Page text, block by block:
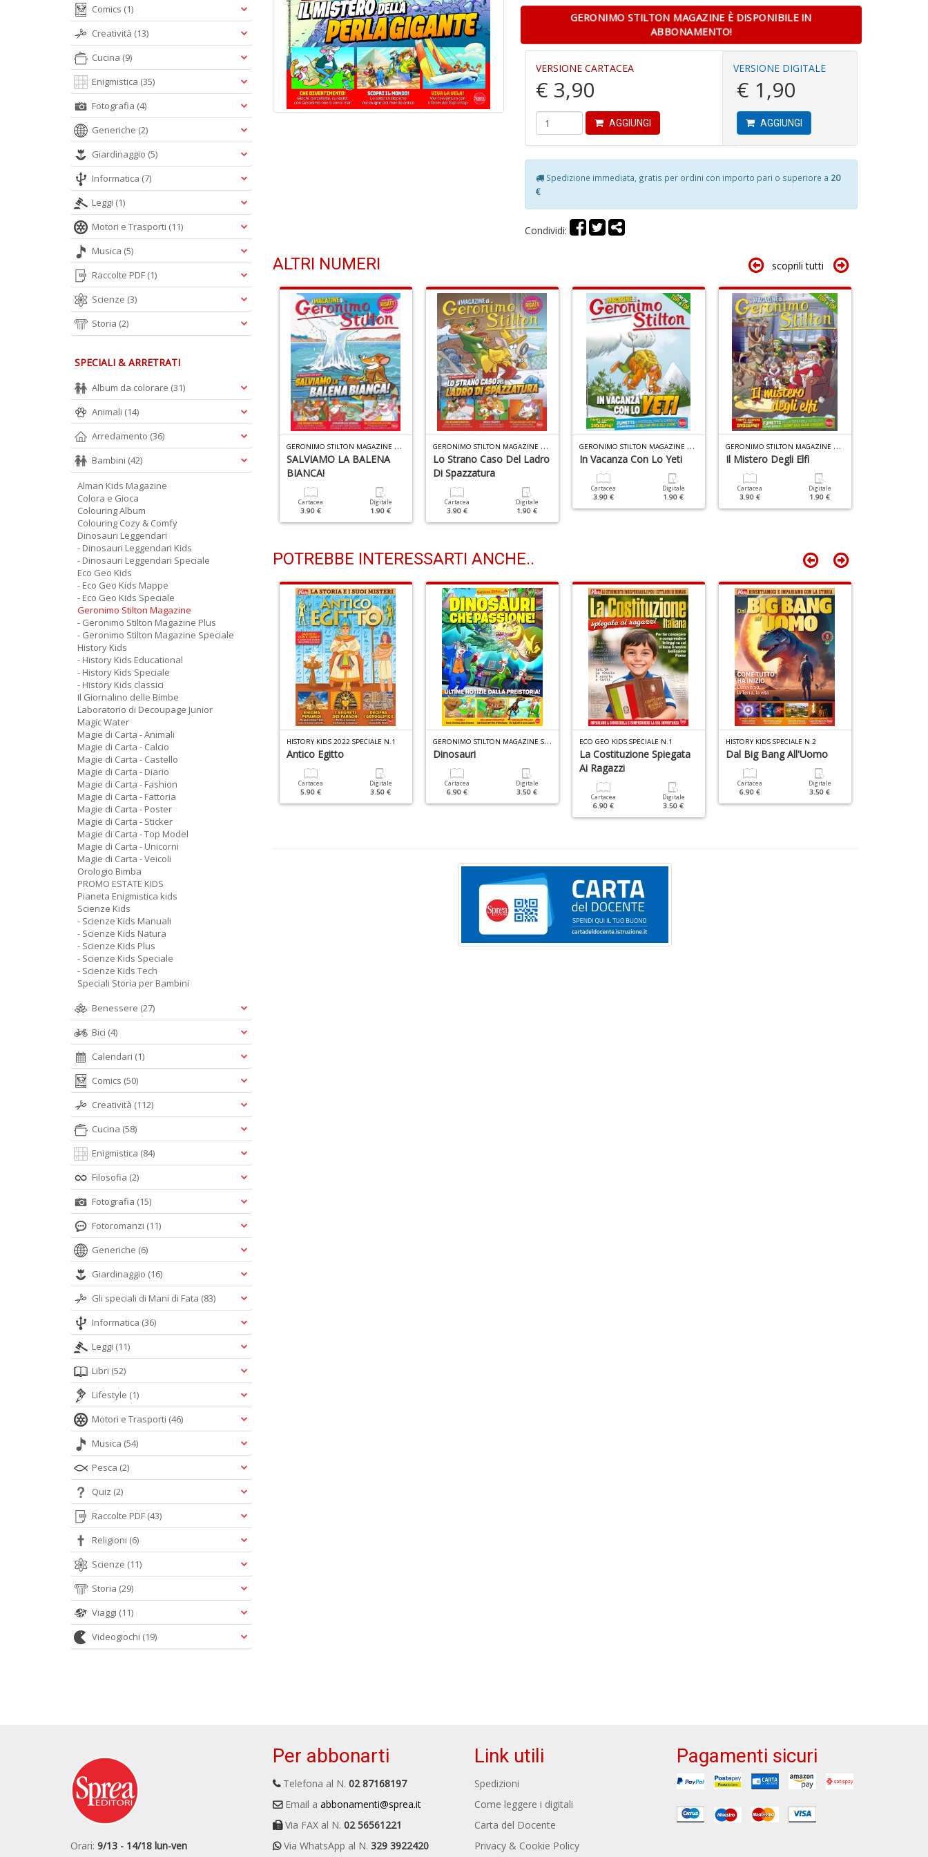
GERONIMO STILTON MAGAZINE È DISPONIBILE IN
ABBONAMENTO!
VERSIONE CARTACEA
€ 3,90
AGGIUNGI
VERSIONE DIGITALE
€ 1,90
AGGIUNGI
Spedizione immediata, gratis per ordini con importo pari o superiore a 20
€
Condividi:
ALTRI NUMERI scoprili tutti
G
ERONIMO STILTON MAGAZINE N.6
Carica Dei Robottini
Digitale
1.90 €
G
ERONIMO STILTON MAGAZINE N.5
Il Mistero Del Vulcano
Puzzifero
G
ERONIMO STILTON MAGAZINE N.20
SALVIAMO LA BALENA
BIANCA!
Cartacea
3.90 €
Digitale
1.90 €
G
ERONIMO STILTON MAGAZINE N.18
Lo Strano Caso Del Ladro
Di Spazzatura
Cartacea
3.90 €
Digitale
1.90 €
G
ERONIMO STILTON MAGAZINE N.17
In Vacanza Con Lo Yeti
Cartacea
3.90 €
Digitale
1.90 €
G
ERONIMO STILTON MAGAZINE N.16
Il Mistero Degli Elfi
Cartacea
3.90 €
Digitale
1.90 €
POTREBBE INTERESSARTI ANCHE..
D
INOSAURI LEGGENDARI SPECIALE N.4
E Prede Tra I
Digitale
4.90 €
SCIENZE KIDS PLUS N.2
Stitch Peluche Portachiavi
Variante Rosa
Cartacea
9.90 €
HISTORY KIDS 2022 SPECIALE N.1
Antico Egitto
Cartacea
5.90 €
Digitale
3.50 €
G
ERONIMO STILTON MAGAZINE SPECIALE N.5
Dinosauri
Cartacea
6.90 €
Digitale
3.50 €
ECO GEO KIDS SPECIALE N.1
La Costituzione Spiegata
Ai Ragazzi
Cartacea
6.90 €
Digitale
3.50 €
HISTORY KIDS SPECIALE N.2
Dal Big Bang All'Uomo
Cartacea
6.90 €
Digitale
3.50 €
Comics (1)
Creatività (13)
Cucina (9)
Enigmistica (35)
Fotografia (4)
Generiche (2)
Giardinaggio (5)
Informatica (7)
Leggi (1)
Motori e Trasporti (11)
Musica (5)
Raccolte PDF (1)
Scienze (3)
Storia (2)
SPECIALI & ARRETRATI
Album da colorare (31)
Animali (14)
Arredamento (36)
Bambini (42)
Alman Kids Magazine
Colora e Gioca
Colouring Album
Colouring Cozy & Comfy
Dinosauri Leggendari
- Dinosauri Leggendari Kids
- Dinosauri Leggendari Speciale
Eco Geo Kids
- Eco Geo Kids Mappe
- Eco Geo Kids Speciale
Geronimo Stilton Magazine
- Geronimo Stilton Magazine Plus
- Geronimo Stilton Magazine Speciale
History Kids
- History Kids Educational
- History Kids Speciale
- History Kids classici
Il Giornalino delle Bimbe
Laboratorio di Decoupage Junior
Magic Water
Magie di Carta - Animali
Magie di Carta - Calcio
Magie di Carta - Castello
Magie di Carta - Diario
Magie di Carta - Fashion
Magie di Carta - Fattoria
Magie di Carta - Poster
Magie di Carta - Sticker
Magie di Carta - Top Model
Magie di Carta - Unicorni
Magie di Carta - Veicoli
Orologio Bimba
PROMO ESTATE KIDS
Pianeta Enigmistica kids
Scienze Kids
- Scienze Kids Manuali
- Scienze Kids Natura
- Scienze Kids Plus
- Scienze Kids Speciale
- Scienze Kids Tech
Speciali Storia per Bambini
Benessere (27)
Bici (4)
Calendari (1)
Comics (50)
Creatività (112)
Cucina (58)
Enigmistica (84)
Filosofia (2)
Fotografia (15)
Fotoromanzi (11)
Generiche (6)
Giardinaggio (16)
Gli speciali di Mani di Fata (83)
Informatica (36)
Leggi (11)
Libri (52)
Lifestyle (1)
Motori e Trasporti (46)
Musica (54)
Pesca (2)
Quiz (2)
Raccolte PDF (43)
Religioni (6)
Scienze (11)
Storia (29)
Viaggi (11)
Videogiochi (19)
Orari: 9/13 - 14/18 lun-ven
Per abbonarti
Telefona al N. 02 87168197
Email a abbonamenti@sprea.it
Via FAX al N. 02 56561221
Via WhatsApp al N. 329 3922420
Link utili
Spedizioni
Come leggere i digitali
Carta del Docente
Privacy & Cookie Policy
Pagamenti sicuri